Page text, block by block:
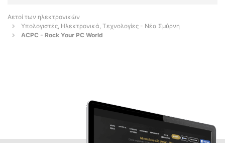
Αετοί των ηλεκτρονικών
Υπολογιστές, Ηλεκτρονικά, Τεχνολογίες - Νέα Σμύρνη
ACPC - Rock Your PC World